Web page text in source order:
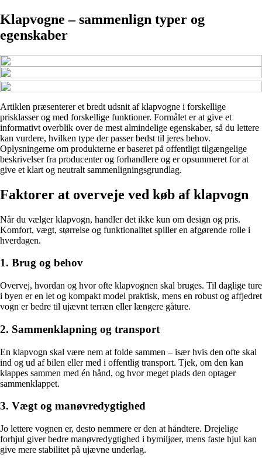
Klapvogne – sammenlign typer og
egenskaber
Artiklen præsenterer et bredt udsnit af klapvogne i forskellige
prisklasser og med forskellige funktioner. Formålet er at give et
informativt overblik over de mest almindelige egenskaber, så du lettere
kan vurdere, hvilken type der passer bedst til jeres behov.
Oplysningerne om produkterne er baseret på offentligt tilgængelige
beskrivelser fra producenter og forhandlere og er opsummeret for at
give et klart og neutralt sammenligningsgrundlag.
Faktorer at overveje ved køb af klapvogn
Når du vælger klapvogn, handler det ikke kun om design og pris.
Komfort, vægt, størrelse og funktionalitet spiller en afgørende rolle i
hverdagen.
1. Brug og behov
Overvej, hvordan og hvor ofte klapvognen skal bruges. Til daglige ture
i byen er en let og kompakt model praktisk, mens en robust og affjedret
vogn er bedre til ujævnt terræn eller længere gåture.
2. Sammenklapning og transport
En klapvogn skal være nem at folde sammen – især hvis den ofte skal
ind og ud af bilen eller med i offentlig transport. Tjek, om den kan
klappes sammen med én hånd, og hvor meget plads den optager
sammenklappet.
3. Vægt og manøvredygtighed
Jo lettere vognen er, desto nemmere er den at håndtere. Drejelige
forhjul giver bedre manøvredygtighed i bymiljøer, mens faste hjul kan
give mere stabilitet på ujævne underlag.